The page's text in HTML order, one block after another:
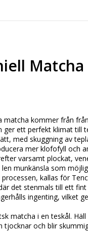
Matcha
matcha kommer från
ger ett perfekt klimat till
med skuggning av
mer klofofyll och
varsamt plockat,
munkänsla som
kallas för
det stenmals till ett
ingenting, vilket
matcha i en teskål.
tjocknar och blir